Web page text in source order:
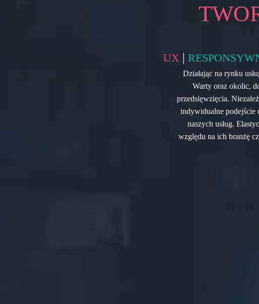
UX |
Działając na rynku
Warty oraz okolic,
przedsięwzięcia.
indywidualne podejście
naszych usług.
względu na ich branżę